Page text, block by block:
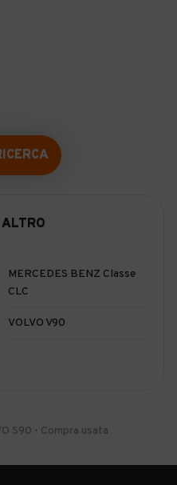
ALTRO
MERCEDES BENZ Classe
CLC
VOLVO V90
S90 - Compra usata